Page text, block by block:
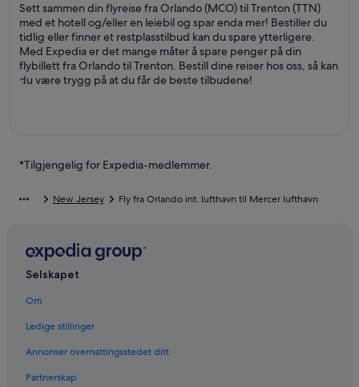
Sett sammen din flyreise fra Orlando (MCO) til Trenton (TTN)
med et hotell og/eller en leiebil og spar enda mer! Bestiller du
tidlig eller finner et restplasstilbud kan du spare ytterligere.
Med Expedia er det mange måter å spare penger på din
flybillett fra Orlando til Trenton. Bestill dine reiser hos oss, så kan
du være trygg på at du får de beste tilbudene!
*Tilgjengelig for Expedia-medlemmer.
New Jersey Fly fra Orlando int. lufthavn til Mercer lufthavn
Selskapet
Om
Ledige stillinger
Annonser overnattingsstedet ditt
Partnerskap